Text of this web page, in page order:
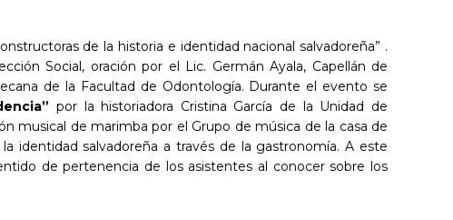
de la historia e identidad nacional salvadoreña” .
Social, oración por el Lic. Germán Ayala, Capellán de
de la Facultad de Odontología. Durante el evento se
por la historiadora Cristina García de la Unidad de
musical de marimba por el Grupo de música de la casa de
identidad salvadoreña a través de la gastronomía. A este
de pertenencia de los asistentes al conocer sobre los